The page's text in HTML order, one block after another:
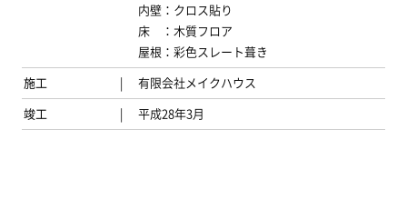
内壁：クロス貼り
床 ：木質フロア
屋根：彩色スレート葺き
施工 有限会社メイクハウス
竣工 平成28年3月